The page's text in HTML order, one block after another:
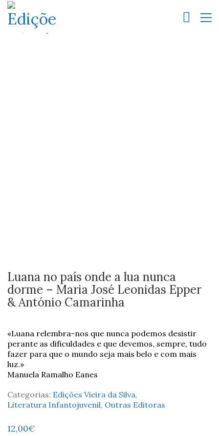
Luana no país onde a lua nunca
dorme – Maria José Leonidas Epper
& António Camarinha
«Luana relembra-nos que nunca podemos desistir
perante as dificuldades e que devemos, sempre, tudo
fazer para que o mundo seja mais belo e com mais
luz.»
Manuela Ramalho Eanes
Categorias: Edições Vieira da Silva,
Literatura Infantojuvenil, Outras Editoras
12,00€